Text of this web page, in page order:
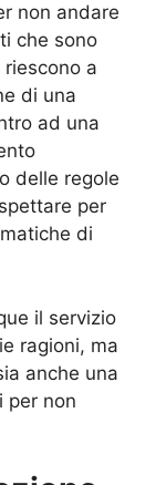
non andare
che sono
a
di una
ad una
delle regole
per
di
il servizio
ragioni, ma
anche una
per non